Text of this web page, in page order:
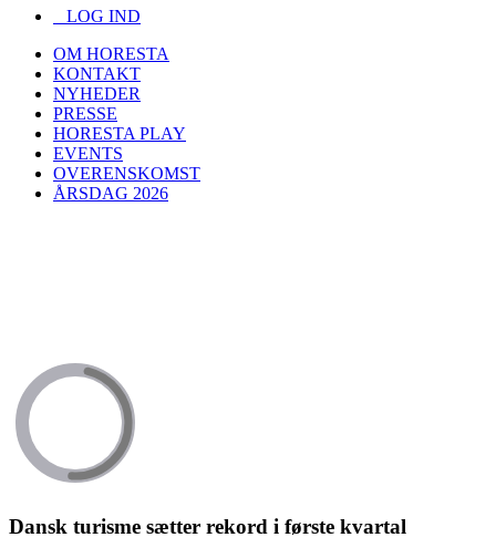
LOG IND
OM HORESTA
KONTAKT
NYHEDER
PRESSE
HORESTA PLAY
EVENTS
OVERENSKOMST
ÅRSDAG 2026
Dansk turisme sætter rekord i første kvartal